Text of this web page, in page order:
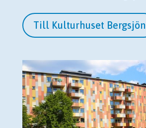
Till Kulturhuset Bergsjön